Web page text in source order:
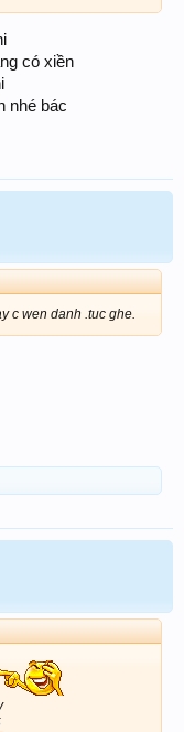
có xiền
nhé bác
c wen danh .tuc ghe.